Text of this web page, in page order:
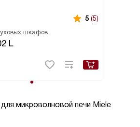
5 (5)
шкафов
L
микроволновой печи Miele